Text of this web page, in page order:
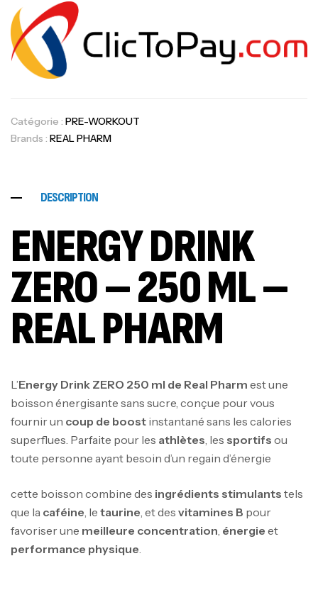
Catégorie : PRE-WORKOUT
Brands : REAL PHARM
DESCRIPTION
ENERGY DRINK
ZERO – 250 ML –
REAL PHARM
L’Energy Drink ZERO 250 ml de Real Pharm est une
boisson énergisante sans sucre, conçue pour vous
fournir un coup de boost instantané sans les calories
superflues. Parfaite pour les athlètes , les sportifs ou
toute personne ayant besoin d’un regain d’énergie
cette boisson combine des ingrédients stimulants tels
que la caféine , le taurine , et des vitamines B pour
favoriser une meilleure concentration énergie et
performance physique